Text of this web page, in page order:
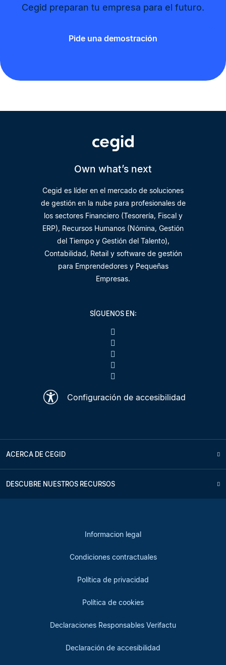
Cegid preparan tu empresa para el futuro.
Pide una demostración
Own what’s next
Cegid es líder en el mercado de soluciones
de gestión en la nube para profesionales de
los sectores Financiero (Tesorería, Fiscal y
ERP), Recursos Humanos (Nómina, Gestión
del Tiempo y Gestión del Talento),
Contabilidad, Retail y software de gestión
para Emprendedores y Pequeñas
Empresas.
SÍGUENOS EN:
Configuración de accesibilidad
ACERCA DE CEGID
DESCUBRE NUESTROS RECURSOS
Informacion legal
Condiciones contractuales
Política de privacidad
Política de cookies
Declaraciones Responsables Verifactu
Declaración de accesibilidad